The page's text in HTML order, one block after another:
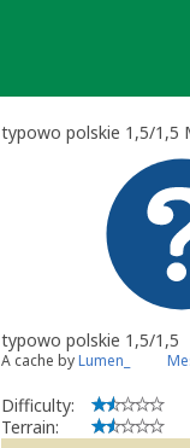
typowo polskie 1,5/1,5
typowo polskie 1,5/1,5
A cache byLumen_
Difficulty:
Terrain: